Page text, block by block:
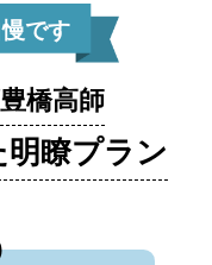
です
橋高師
瞭プラン